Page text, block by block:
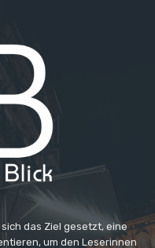
das Ziel gesetzt, eine
um den Leserinnen